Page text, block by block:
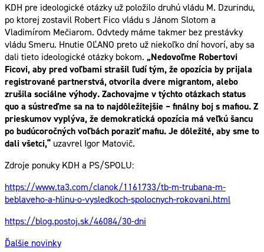
KDH pre ideologické otázky už položilo druhú vládu M. Dzurindu,
po ktorej zostavil Robert Fico vládu s Jánom Slotom a
Vladimírom Mečiarom. Odvtedy máme takmer bez prestávky
vládu Smeru. Hnutie OĽANO preto už niekoľko dní hovorí, aby sa
dali tieto ideologické otázky bokom. „Nedovoľme Robertovi
Ficovi, aby pred voľbami strašil ľudí tým, že opozícia by prijala
registrované partnerstvá, otvorila dvere migrantom, alebo
zrušila sociálne výhody. Zachovajme v týchto otázkach status
quo a sústreďme sa na to najdôležitejšie – finálny boj s mafiou. Z
prieskumov vyplýva, že demokratická opozícia má veľkú šancu
po budúcoročných voľbách poraziť mafiu. Je dôležité, aby sme to
dali všetci,“ uzavrel Igor Matovič.
Zdroje ponuky KDH a PS/SPOLU:
https://www.ta3.com/clanok/1161733/tb-m-trubana-m-
beblaveho-a-hlinu-o-vysledkoch-spolocnych-rokovani.html
https://blog.postoj.sk/46084/30-dni
Ďalšie novinky